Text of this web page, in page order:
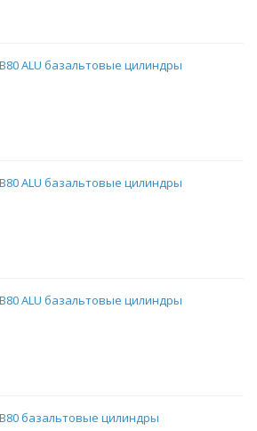
ALU базальтовые цилиндры
ALU базальтовые цилиндры
ALU базальтовые цилиндры
базальтовые цилиндры